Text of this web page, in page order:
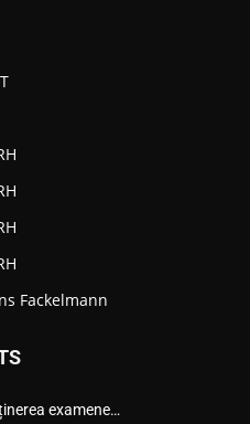
Fackelmann
examene…